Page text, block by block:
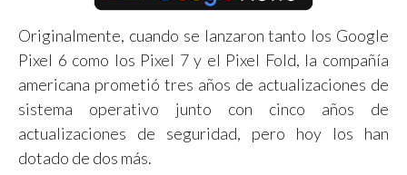
Originalmente, cuando se lanzaron tanto los Google
Pixel 6 como los Pixel 7 y el Pixel Fold, la compañía
americana prometió tres años de actualizaciones de
sistema operativo junto con cinco años de
actualizaciones de seguridad, pero hoy los han
dotado de dos más.